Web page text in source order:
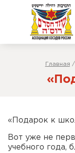
Главная /
«Подарок к
Вот уже не
учебного года,